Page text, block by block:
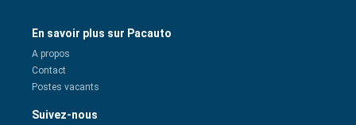
En savoir plus sur Pacauto
A propos
Contact
Postes vacants
Suivez-nous